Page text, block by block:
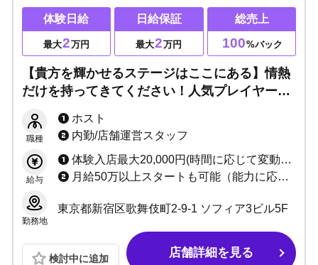
体験日給
最大2万円
日給保証
最大2万円
総売上
100%バック
【貴方を輝かせるステージはここにある】情熱
だけを持ってきてください！人気プレイヤーま
験者・上京希望者大歓迎！
職種
ホスト
内勤/店舗運営スタッフ
給与
体験入店最大20,000円(時間に応じて変動あり) ・遠方の方交通費支給(応相談) ・各種賞金/賞与あり ・1日体験入店制度あり ・入店祝い金、支度金完備
月給50万以上スタートも可能（能力に応じる） ※ただいま内勤者【急募中】のため、移籍金or入店祝い金ご用意あり！
勤務地
東京都新宿区歌舞伎町2-9-1 ソフィア3ビル5F
検討中に追加 店舗詳細を見る